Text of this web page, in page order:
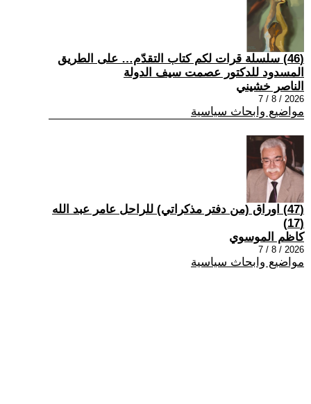
(46) سلسلة قرات لكم كتاب التقدّم… على الطريق
المسدود للدكتور عصمت سيف الدولة
الناصر خشيني
2026 / 8 / 7
مواضيع وابحاث سياسية
(47) اوراق (من دفتر مذكراتي) للراحل عامر عبد الله
(17)
كاظم الموسوي
2026 / 8 / 7
مواضيع وابحاث سياسية